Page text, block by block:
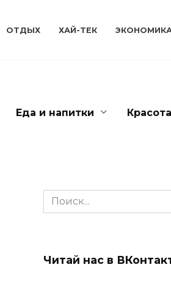
ОТДЫХ ХАЙ-ТЕК
Еда и напитки Красота
Search
for:
Читай нас в